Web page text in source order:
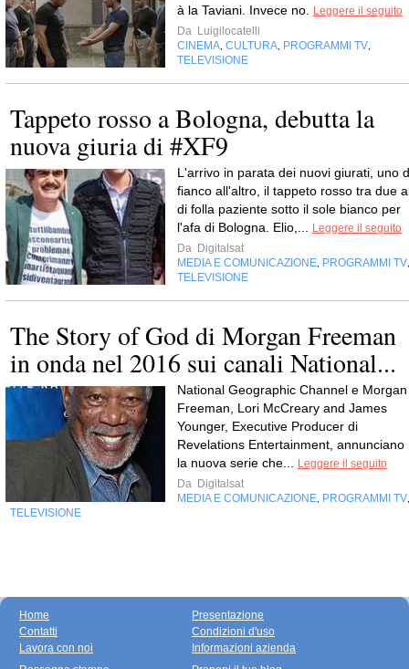
à la Taviani. Invece no.
Leggere il seguito
Da Luigilocatelli
CINEMA CULTURA PROGRAMMI TV
TELEVISIONE
Tappeto rosso a Bologna, debutta la
nuova giuria di #XF9
L'arrivo in parata dei nuovi giurati, uno
fianco all'altro, il tappeto rosso tra due
di folla paziente sotto il sole bianco per
l'afa di Bologna. Elio,...
Leggere il seguito
Da Digitalsat
MEDIA E COMUNICAZIONE PROGRAMMI TV
TELEVISIONE
The Story of God di Morgan Freeman
in onda nel 2016 sui canali National...
National Geographic Channel e Morgan
Freeman, Lori McCreary and James
Younger, Executive Producer di
Revelations Entertainment, annunciano
la nuova serie che...
Leggere il seguito
Da Digitalsat
MEDIA E COMUNICAZIONE PROGRAMMI TV
TELEVISIONE
Home
Contatti
Lavora con noi
Presentazione
Condizioni d'uso
Informazioni azienda